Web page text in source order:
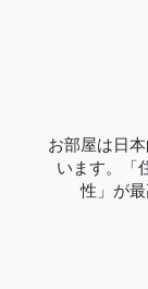
お部屋は日
います。「
性」が